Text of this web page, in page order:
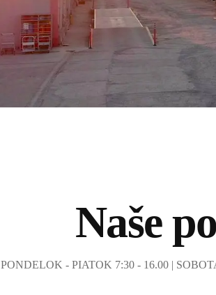
Naše
PONDELOK - PIATOK 7:30 - 16.00 |